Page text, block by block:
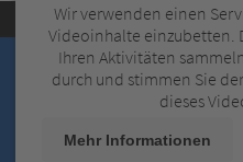
Wir verwenden einen
Videoinhalte einzubetten.
Ihren Aktivitäten
durch und stimmen Sie
dieses
Mehr Informationen